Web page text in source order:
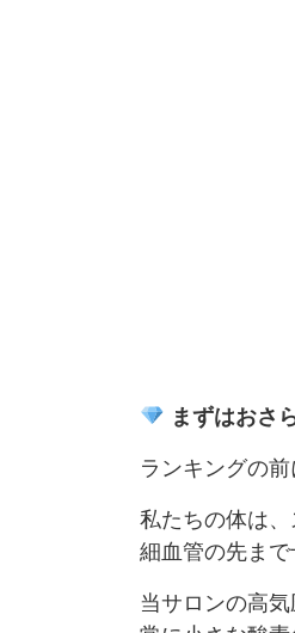
まずはおさ
ランキングの
私たちの体は
細血管の先まで
当サロンの高